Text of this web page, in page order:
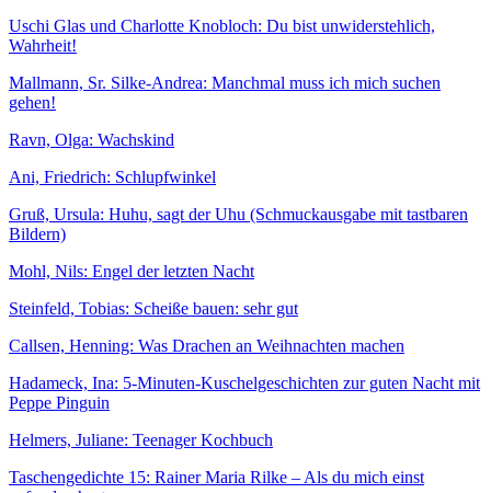
Uschi Glas und Charlotte Knobloch: Du bist unwiderstehlich,
Wahrheit!
Mallmann, Sr. Silke-Andrea: Manchmal muss ich mich suchen
gehen!
Ravn, Olga: Wachskind
Ani, Friedrich: Schlupfwinkel
Gruß, Ursula: Huhu, sagt der Uhu (Schmuckausgabe mit tastbaren
Bildern)
Mohl, Nils: Engel der letzten Nacht
Steinfeld, Tobias: Scheiße bauen: sehr gut
Callsen, Henning: Was Drachen an Weihnachten machen
Hadameck, Ina: 5-Minuten-Kuschelgeschichten zur guten Nacht mit
Peppe Pinguin
Helmers, Juliane: Teenager Kochbuch
Taschengedichte 15: Rainer Maria Rilke – Als du mich einst